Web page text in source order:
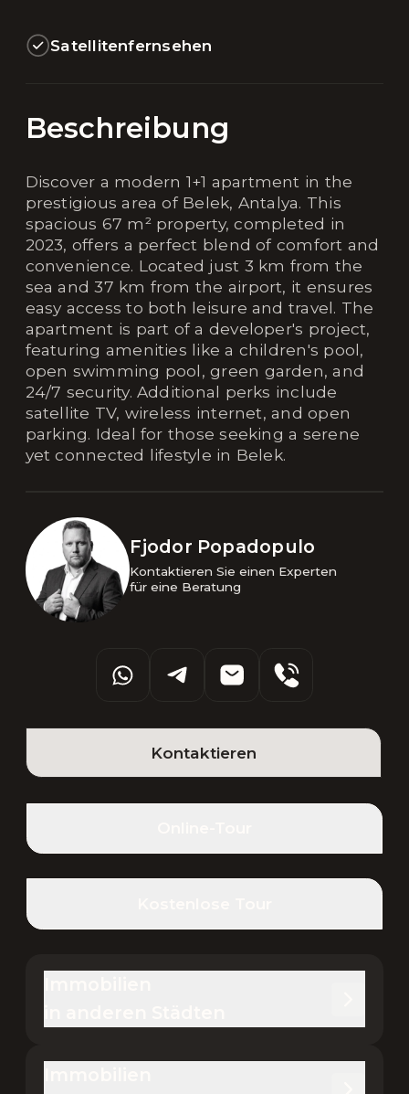
Satellitenfernsehen
Beschreibung
Discover a modern 1+1 apartment in the
prestigious area of Belek, Antalya. This
spacious 67 m² property, completed in
2023, offers a perfect blend of comfort and
convenience. Located just 3 km from the
sea and 37 km from the airport, it ensures
easy access to both leisure and travel. The
apartment is part of a developer's project,
featuring amenities like a children's pool,
open swimming pool, green garden, and
24/7 security. Additional perks include
satellite TV, wireless internet, and open
parking. Ideal for those seeking a serene
yet connected lifestyle in Belek.
Fjodor Popadopulo
Kontaktieren Sie einen Experten
für eine Beratung
Kontaktieren